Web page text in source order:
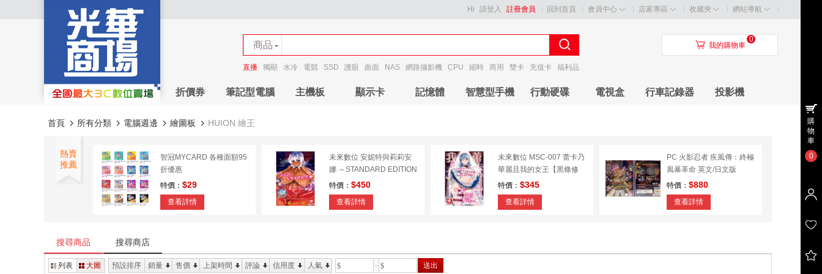
回到首頁 會員中心 店家專區 收藏夾 網站導航
Hi 請登入 註冊會員
商品
商店
直播 獨顯 水冷 電競 SSD 護眼 曲面 NAS 網路攝影機 CPU 縮時 商用 雙卡 充值卡 福利品
󰃦 我的購物車
0
折價券 筆記型電腦 主機板 顯示卡 記憶體 智慧型手機 行動硬碟 電視盒 行車記錄器 投影機
首頁 所有分類 電腦週邊 繪圖板 HUION 繪王
熱賣
推薦
智冠MYCARD 各種面額95
折優惠
特價： $29
查看詳情
未來數位 安妮特與莉莉安
娜 ～STANDARD EDITION
～ IAH-061
特價： $450
查看詳情
未來數位 MSC-007 蕾卡乃
華麗且我的女王【黑條修
正】
特價： $345
查看詳情
PC 火影忍者 疾風傳：終極
風暴革命 英文/日文版
特價： $880
查看詳情
特價：$315
搜尋商品 搜尋商店
列表 大圖 預設排序 銷量 售價 上架時間 評論 信用度 人氣 $ $ 送出
購
物
車
0